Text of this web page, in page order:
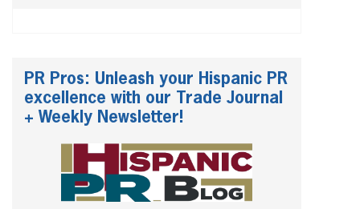
PR Pros: Unleash your Hispanic PR
excellence with our Trade Journal
+ Weekly Newsletter!